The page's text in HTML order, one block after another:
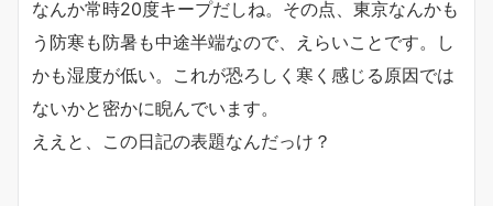
なんか常時20度キープだしね。その点、東京なんかも
う防寒も防暑も中途半端なので、えらいことです。し
かも湿度が低い。これが恐ろしく寒く感じる原因では
ないかと密かに睨んでいます。
ええと、この日記の表題なんだっけ？